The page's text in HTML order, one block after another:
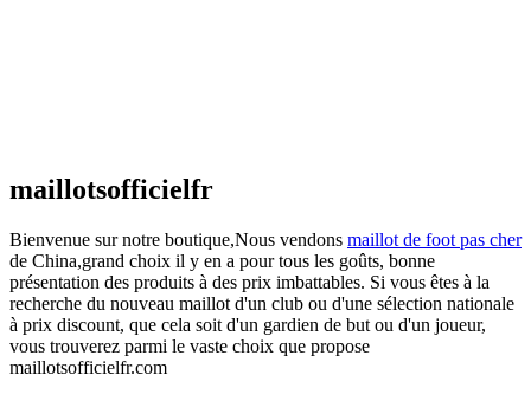
maillotsofficielfr
Bienvenue sur notre boutique,Nous vendons maillot de foot pas cher
de China,grand choix il y en a pour tous les goûts, bonne
présentation des produits à des prix imbattables. Si vous êtes à la
recherche du nouveau maillot d'un club ou d'une sélection nationale
à prix discount, que cela soit d'un gardien de but ou d'un joueur,
vous trouverez parmi le vaste choix que propose
maillotsofficielfr.com